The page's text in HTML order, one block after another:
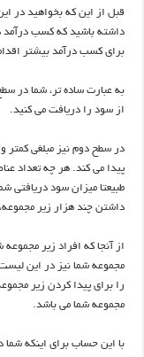
قبل از این که بخواهید در
برای کسب درآمد بیشتر
به عبارت ساده تر، شما در
از سود را دریافت می کنید.
در سطح دوم نیز مبلغی کمتر
پیدا می کند. هر چه تعداد
طبیعتا میزان سود دریافتی
داشتن چند هزار زیر
از آنجا که افراد زیر
مجموعه شما نیز در این
را برای پیدا کردن زیر
مجموعه شما می باشد.
با این حساب برای اینکه شما